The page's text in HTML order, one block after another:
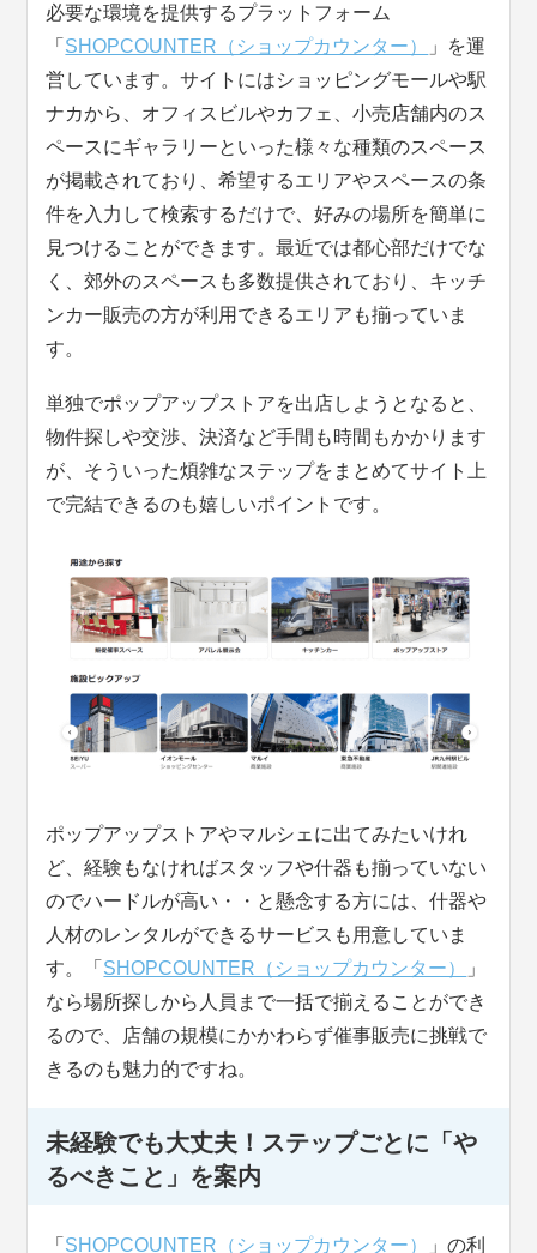
必要な環境を提供するプラットフォーム
「 SHOPCOUNTER（ショップカウンター）
」を運
営しています。サイトにはショッピングモールや駅
ナカから、オフィスビルやカフェ、小売店舗内のス
ペースにギャラリーといった様々な種類のスペース
が掲載されており、希望するエリアやスペースの条
件を入力して検索するだけで、好みの場所を簡単に
見つけることができます。最近では都心部だけでな
く、郊外のスペースも多数提供されており、キッチ
ンカー販売の方が利用できるエリアも揃っていま
す。
単独でポップアップストアを出店しようとなると、
物件探しや交渉、決済など手間も時間もかかります
が、そういった煩雑なステップをまとめてサイト上
で完結できるのも嬉しいポイントです。
ポップアップストアやマルシェに出てみたいけれ
ど、経験もなければスタッフや什器も揃っていない
のでハードルが高い・・と懸念する方には、什器や
人材のレンタルができるサービスも用意していま
す。「 SHOPCOUNTER（ショップカウンター）
」
なら場所探しから人員まで一括で揃えることができ
るので、店舗の規模にかかわらず催事販売に挑戦で
きるのも魅力的ですね。
未経験でも大丈夫！ステップごとに「や
るべきこと」を案内
「 SHOPCOUNTER（ショップカウンター）
」の利